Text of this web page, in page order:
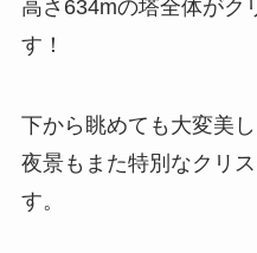
高さ634mの塔全体がク
す！
下から眺めても大変美
夜景もまた特別なクリ
す。